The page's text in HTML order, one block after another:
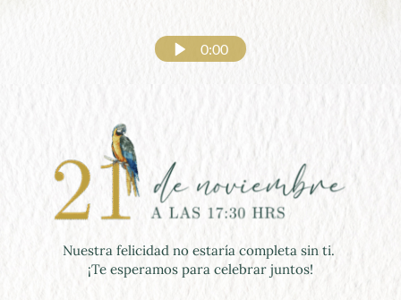
0:00
Nuestra felicidad no estaría completa sin ti.
¡Te esperamos para celebrar juntos!